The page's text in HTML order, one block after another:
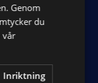
Genom
du
vår
Inriktning